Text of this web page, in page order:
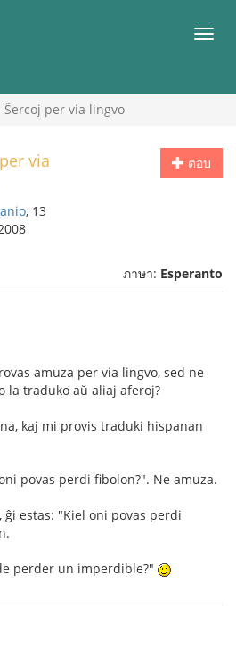
เมนู
Ŝercoj per via lingvo
ตอบ
via
, 13
ภาษา: Esperanto
amuza per via lingvo, sed ne
la traduko aŭ aliaj aferoj?
kaj mi provis traduki hispanan
povas perdi fibolon?". Ne amuza.
estas: "Kiel oni povas perdi
perder un imperdible?"